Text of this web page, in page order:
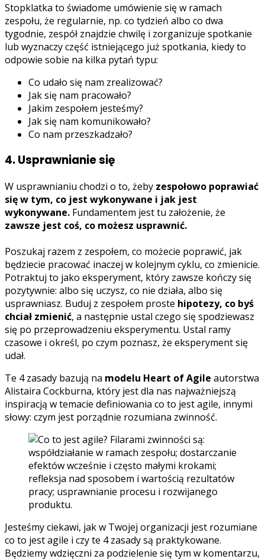
Stopklatka to świadome umówienie się w ramach
zespołu, że regularnie, np. co tydzień albo co dwa
tygodnie, zespół znajdzie chwilę i zorganizuje spotkanie
lub wyznaczy część istniejącego już spotkania, kiedy to
odpowie sobie na kilka pytań typu:
Co udało się nam zrealizować?
Jak się nam pracowało?
Jakim zespołem jesteśmy?
Jak się nam komunikowało?
Co nam przeszkadzało?
4. Usprawnianie się
W usprawnianiu chodzi o to, żeby zespołowo poprawiać
się w tym, co jest wykonywane i jak jest
wykonywane. Fundamentem jest tu założenie, że
zawsze jest coś, co możesz usprawnić.
Poszukaj razem z zespołem, co możecie poprawić, jak
będziecie pracować inaczej w kolejnym cyklu, co zmienicie.
Potraktuj to jako eksperyment, który zawsze kończy się
pozytywnie: albo się uczysz, co nie działa, albo się
usprawniasz. Buduj z zespołem proste hipotezy, co byś
chciał zmienić, a następnie ustal czego się spodziewasz
się po przeprowadzeniu eksperymentu. Ustal ramy
czasowe i określ, po czym poznasz, że eksperyment się
udał.
Te 4 zasady bazują na modelu Heart of Agile autorstwa
Alistaira Cockburna, który jest dla nas najważniejszą
inspiracją w temacie definiowania co to jest agile, innymi
słowy: czym jest porządnie rozumiana zwinność.
Jesteśmy ciekawi, jak w Twojej organizacji jest rozumiane
co to jest agile i czy te 4 zasady są praktykowane.
Będziemy wdzięczni za podzielenie się tym w komentarzu,